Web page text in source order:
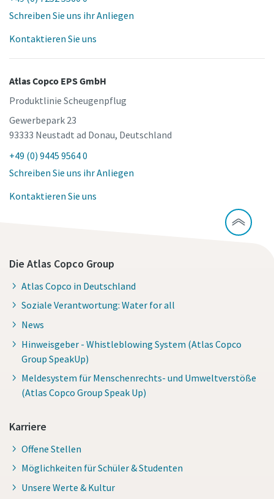
Schreiben Sie uns ihr Anliegen
Kontaktieren Sie uns
Atlas Copco EPS GmbH
Produktlinie Scheugenpflug
Gewerbepark 23
93333 Neustadt ad Donau, Deutschland
+49 (0) 9445 9564 0
Schreiben Sie uns ihr Anliegen
Kontaktieren Sie uns
Die Atlas Copco Group
Atlas Copco in Deutschland
Soziale Verantwortung: Water for all
News
Hinweisgeber - Whistleblowing System (Atlas Copco
Group SpeakUp)
Meldesystem für Menschenrechts- und Umweltverstöße
(Atlas Copco Group Speak Up)
Karriere
Offene Stellen
Möglichkeiten für Schüler & Studenten
Unsere Werte & Kultur